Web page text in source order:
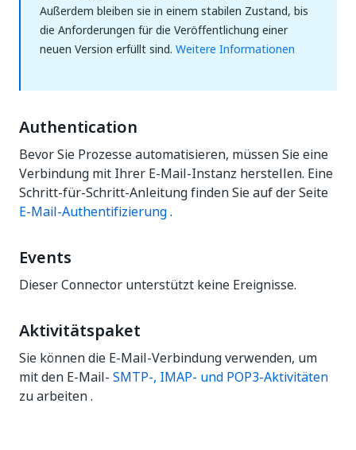
Außerdem bleiben sie in einem stabilen Zustand, bis
die Anforderungen für die Veröffentlichung einer
neuen Version erfüllt sind. Weitere Informationen
Authentication
Bevor Sie Prozesse automatisieren, müssen Sie eine
Verbindung mit Ihrer E-Mail-Instanz herstellen. Eine
Schritt-für-Schritt-Anleitung finden Sie auf der Seite
E-Mail-Authentifizierung.
Events
Dieser Connector unterstützt keine Ereignisse.
Aktivitätspaket
Sie können die E-Mail-Verbindung verwenden, um
mit den E-Mail- SMTP-, IMAP- und POP3-Aktivitäten
zu arbeiten .